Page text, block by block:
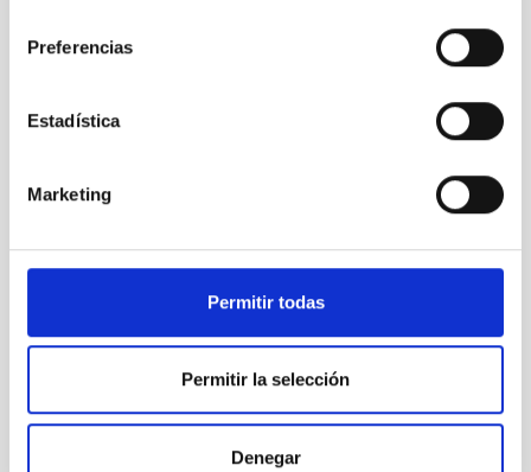
Preferencias
Estadística
Marketing
Permitir todas
Permitir la selección
Denegar
Tenerife, a knowledge-based island